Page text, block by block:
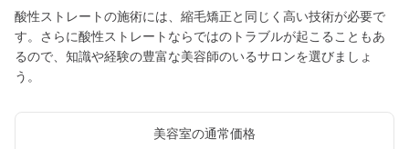
酸性ストレートの施術には、縮毛矯正と同じく高い技術が必要で
す。さらに酸性ストレートならではのトラブルが起こることもあ
るので、知識や経験の豊富な美容師のいるサロンを選びましょ
う。
美容室の通常価格